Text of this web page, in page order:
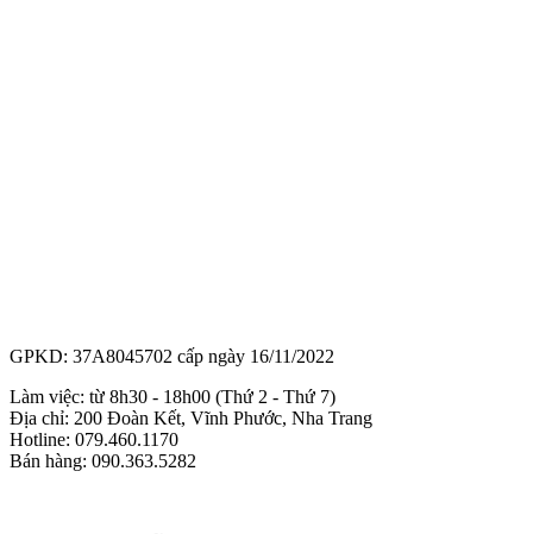
GPKD: 37A8045702 cấp ngày 16/11/2022
Làm việc: từ 8h30 - 18h00 (Thứ 2 - Thứ 7)
Địa chỉ: 200 Đoàn Kết, Vĩnh Phước, Nha Trang
Hotline: 079.460.1170
Bán hàng: 090.363.5282